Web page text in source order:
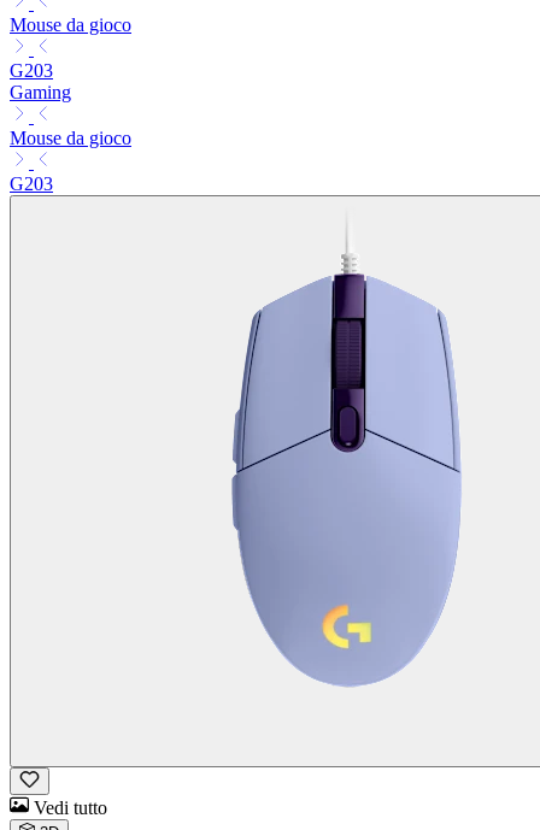
Mouse da gioco
G203
Gaming
Mouse da gioco
G203
Vedi tutto